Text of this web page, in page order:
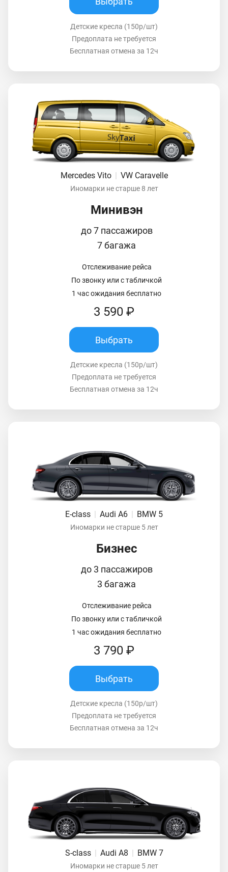
Детские кресла (150р/шт)
Предоплата не требуется
Бесплатная отмена за 12ч
Mercedes Vito VW Caravelle
Иномарки не старше 8 лет
Минивэн
до 7 пассажиров
7 багажа
Отслеживание рейса
По звонку или с табличкой
1 час ожидания бесплатно
3 590 ₽
Выбрать
Детские кресла (150р/шт)
Предоплата не требуется
Бесплатная отмена за 12ч
E-class | Audi A6 | BMW 5
Иномарки не старше 5 лет
Бизнес
до 3 пассажиров
3 багажа
Отслеживание рейса
По звонку или с табличкой
1 час ожидания бесплатно
3 790 ₽
Выбрать
Детские кресла (150р/шт)
Предоплата не требуется
Бесплатная отмена за 12ч
S-class | Audi A8 | BMW 7
Иномарки не старше 5 лет